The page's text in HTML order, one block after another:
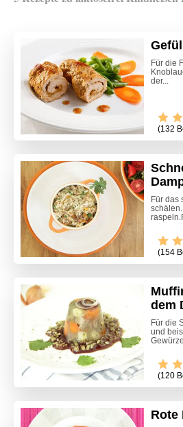
Für die
der...
(132
Für das
(154
dem
Für die
und
(120
Rote